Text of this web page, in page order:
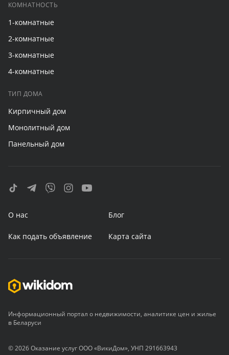
КОМНАТНОСТЬ
1-комнатные
2-комнатные
3-комнатные
4-комнатные
ТИП ДОМА
Кирпичный дом
Монолитный дом
Панельный дом
О нас Блог
Как подать объявление Карта сайта
Информационный портал о недвижимости, аналитике цен и жилье
в Беларуси
© 2026 Оказание услуг ООО «ВикиДом», УНП 291663943